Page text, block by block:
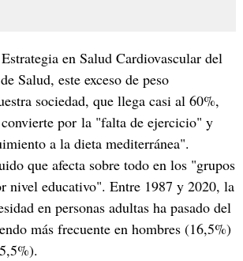
en Salud Cardiovascular del
Salud, este exceso de peso
sociedad, que llega casi al 60%,
por la "falta de ejercicio" y
a la dieta mediterránea".
que afecta sobre todo en los "grupos
nivel educativo". Entre 1987 y 2020, la
en personas adultas ha pasado del
más frecuente en hombres (16,5%)